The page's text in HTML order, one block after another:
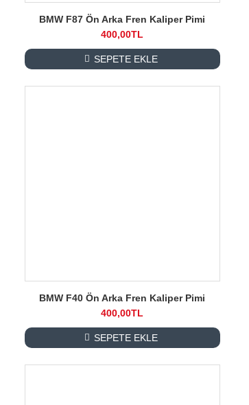
BMW F87 Ön Arka Fren Kaliper Pimi
400,00TL
SEPETE EKLE
BMW F40 Ön Arka Fren Kaliper Pimi
400,00TL
SEPETE EKLE